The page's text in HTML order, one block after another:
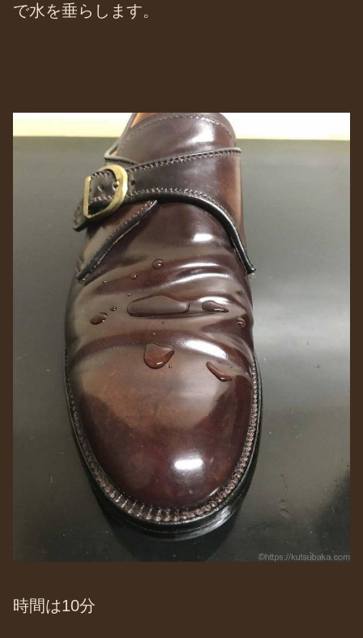
で水を垂らします。
時間は10分